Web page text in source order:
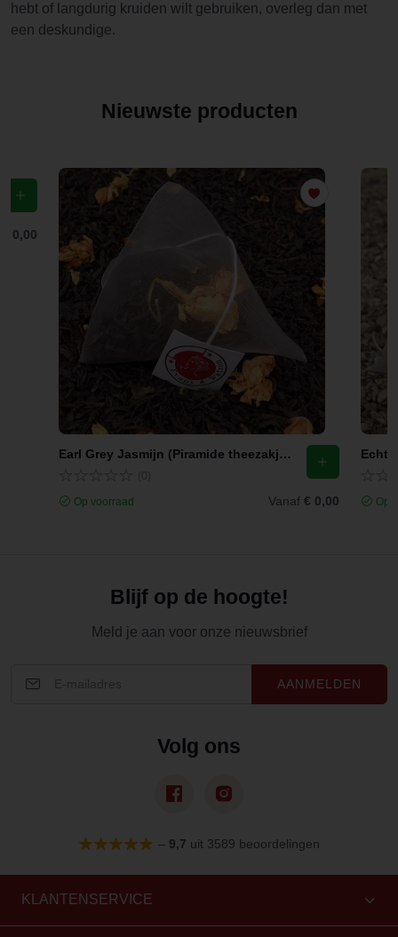
hebt of langdurig kruiden wilt gebruiken, overleg dan met
een deskundige.
Nieuwste producten
€ 0,00
Earl Grey Jasmijn (Piramide theezakjes)
Op voorraad Vanaf € 0,00 Op
Blijf op de hoogte!
Meld je aan voor onze nieuwsbrief
AANMELDEN
Volg ons
– 9,7 uit 3589 beoordelingen
KLANTENSERVICE